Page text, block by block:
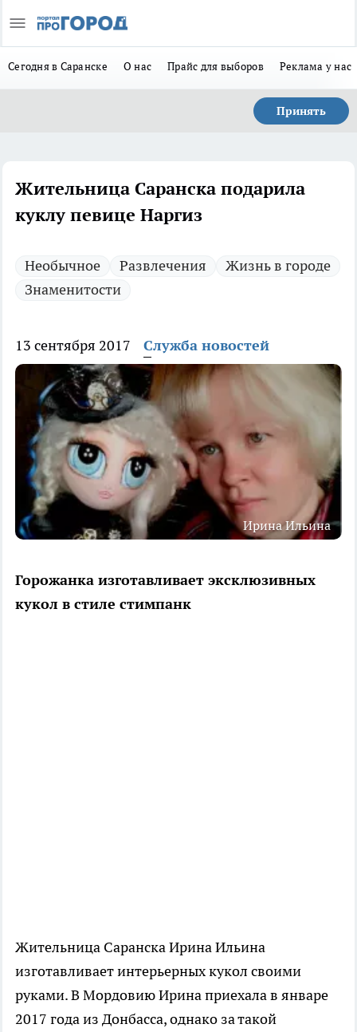
Сегодня в Саранске О нас Прайс для выборов Реклама у нас
Принять
Жительница Саранска подарила
куклу певице Наргиз
Необычное Развлечения
Жизнь в городе
Знаменитости
13 сентября 2017 Служба новостей
Ирина Ильина
Горожанка изготавливает эксклюзивных
кукол в стиле стимпанк
Жительница Саранска Ирина Ильина
изготавливает интерьерных кукол своими
руками. В Мордовию Ирина приехала в январе
2017 года из Донбасса, однако за такой